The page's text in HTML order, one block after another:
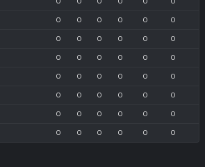
0 0 0 0 0 0
0 0 0 0 0 0
0 0 0 0 0 0
0 0 0 0 0 0
0 0 0 0 0 0
0 0 0 0 0 0
0 0 0 0 0 0